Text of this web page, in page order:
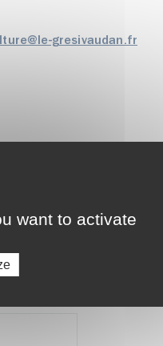
want to activate
gresivaudan.fr